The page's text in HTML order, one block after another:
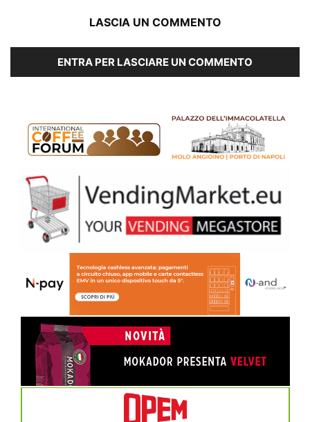
LASCIA UN COMMENTO
ENTRA PER LASCIARE UN COMMENTO